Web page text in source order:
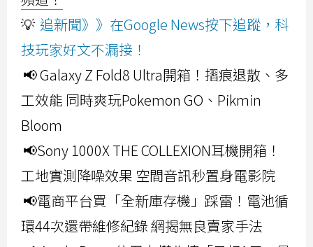
💡 追新聞》》在Google News按下追蹤，科
技玩家好文不漏接！
📢 Galaxy Z Fold8 Ultra開箱！摺痕退散、多
工效能 同時爽玩Pokemon GO、Pikmin
Bloom
📢Sony 1000X THE COLLEXION耳機開箱！
工地實測降噪效果 空間音訊秒置身電影院
📢電商平台買「全新庫存機」踩雷！電池循
環44次還帶維修紀錄 網揭無良賣家手法